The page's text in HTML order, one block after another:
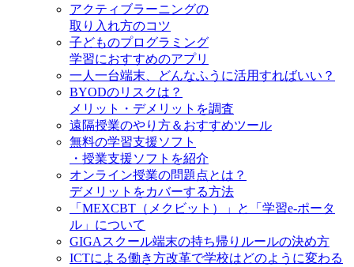
アクティブラーニングの
取り入れ方のコツ
子どものプログラミング
学習におすすめのアプリ
一人一台端末、どんなふうに活用すればいい？
BYODのリスクは？
メリット・デメリットを調査
遠隔授業のやり方＆おすすめツール
無料の学習支援ソフト
・授業支援ソフトを紹介
オンライン授業の問題点とは？
デメリットをカバーする方法
「MEXCBT（メクビット）」と「学習e-ポータ
ル」について
GIGAスクール端末の持ち帰りルールの決め方
ICTによる働き方改革で学校はどのように変わる